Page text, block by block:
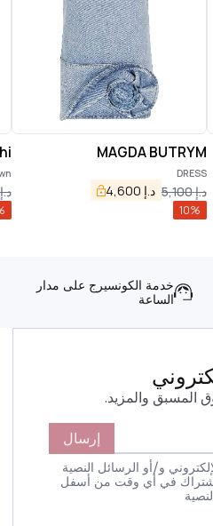
MAGDA BUTRYM
DRESS
د.إ5,100 د.إ 4,600
10%
د.إ
خدمة الكونسيرج على مدار
الساعة
المسبق والمزيد.
إرسال
و/أو الرسائل النصية
في أي وقت من أسفل